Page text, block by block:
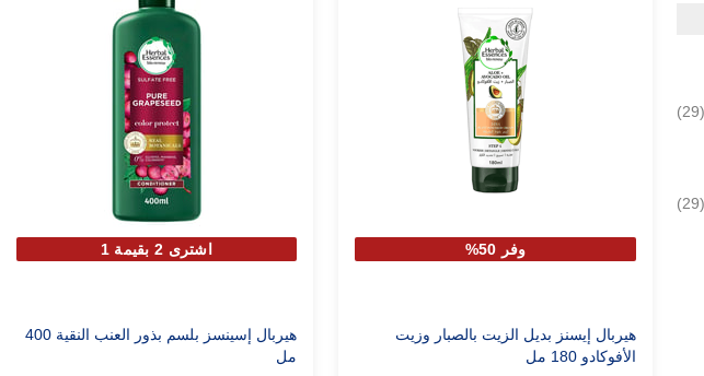
وفر 50%
هيربال إيسنز بديل الزيت بالصبار وزيت
الأفوكادو 180 مل
اشترى 2 بقيمة 1
هيربال إسينسز بلسم بذور العنب النقية 400
مل
29قطع
29قطع